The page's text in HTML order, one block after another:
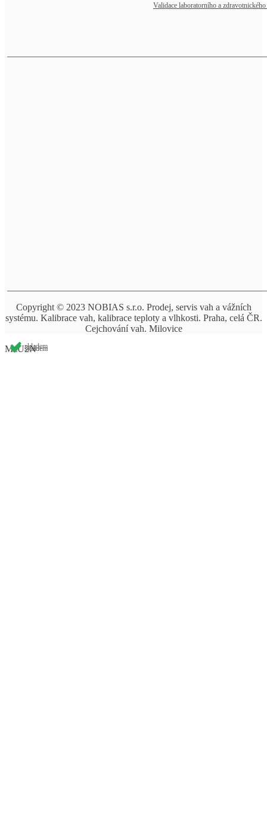
skladem
skladem
Validace laboratorního a
Copyright © 2023 NOBIAS s.r.o. Prodej, servis vah a vážních
systému. Kalibrace vah, kalibrace teploty a vlhkosti. Praha, celá ČR.
Cejchování vah. Milovice
MzU2N